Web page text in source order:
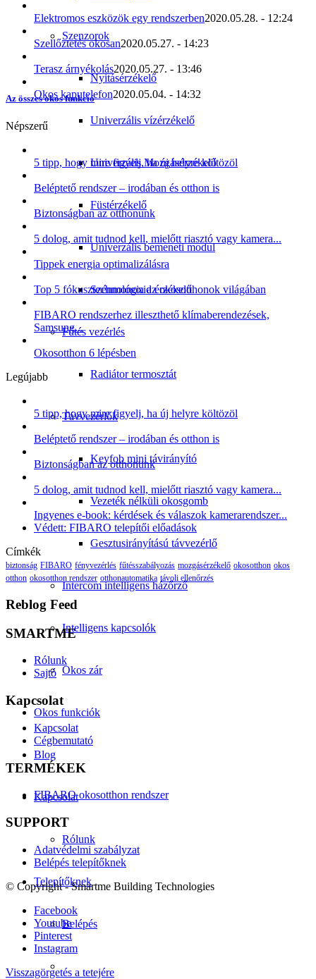
Szenzorok
Nyitásérzékelő
Univerzális vízérzékelő
Univerzális Mozgásérzékelő
Füstérzékelő
Univerzális bemeneti modul
Szénmonoxid érzékelő
Fűtés vezérlés
Radiátor termosztát
Távvezérlők
Keyfob mini távirányító
Vezeték nélküli okosgomb
Gesztusirányítású távvezérlő
Intercom intelligens házőrző
Intelligens kapcsolók
Okos zár
Okos funkciók
Blog
Kapcsolat
Rólunk
Telepítőknek
Belépés
Elektromos eszközök egy rendszerben2020.05.28. - 12:24
Szellőztetés okosan2020.05.27. - 14:23
Terasz árnyékolás2020.05.27. - 13:46
Okos kaputelefon2020.05.04. - 14:32
Az összes okos funkció
Népszerű
5 tipp, hogy mire figyelj, ha új helyre költözöl
Beléptető rendszer – irodában és otthon is
Biztonságban az otthonunk
5 dolog, amit tudnod kell, mielőtt riasztó vagy kamera...
Tippek energia optimalizálásra
Top 5 fókusztechnológia az okosotthonok világában
FIBARO rendszerhez illeszthető klímaberendezések,
Samsung...
Okosotthon 6 lépésben
Legújabb
5 tipp, hogy mire figyelj, ha új helyre költözöl
Beléptető rendszer – irodában és otthon is
Biztonságban az otthonunk
5 dolog, amit tudnod kell, mielőtt riasztó vagy kamera...
Ingyenes e-book: kérdések és válaszok kamerarendszer...
Védett: FIBARO telepítői előadások
Címkék
biztonság FIBARO fényvezérlés fűtésszabályozás mozgásérzékelő okosotthon okos
otthon okosotthon rendszer otthonautomatika távoli ellenőrzés
Reblog Feed
SMARTME
Rólunk
Sajtó
Kapcsolat
Kapcsolat
Cégbemutató
TERMÉKEK
FIBARO okosotthon rendszer
SUPPORT
Adatvédelmi szabályzat
Belépés telepítőknek
© Copyright - Smartme Building Technologies
Facebook
Youtube
Pinterest
Instagram
Visszagörgetés a tetejére